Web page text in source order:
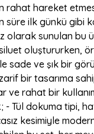
rahat hareket
ilk günkü gibi
olarak sunulan bu
oluştururken,
sade ve şık bir
bir tasarıma
rahat bir
- Tül dokuma tipi,
kesimiyle